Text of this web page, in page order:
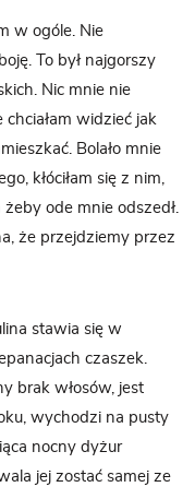
w ogóle. Nie
To był najgorszy
Nic mnie nie
chciałam widzieć jak
Bolało mnie
kłóciłam się z nim,
żeby ode mnie odszedł.
że przejdziemy przez
stawia się w
czaszek.
brak włosów, jest
wychodzi na pusty
nocny dyżur
jej zostać samej ze